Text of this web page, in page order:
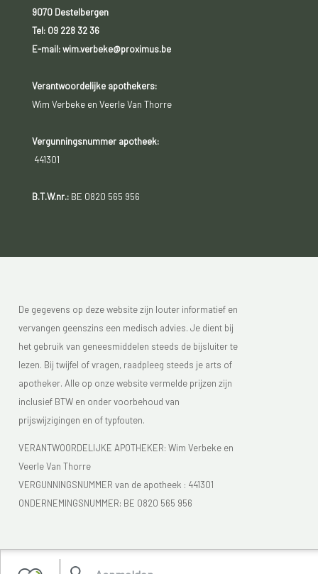
9070 Destelbergen
Tel: 09 228 32 36
E-mail: wim.verbeke@proximus.be
Verantwoordelijke apothekers:
Wim Verbeke en Veerle Van Thorre
Vergunningsnummer apotheek:
441301
B.T.W.nr.:BE 0820 565 956
De gegevens op deze website zijn louter informatief en
vervangen geenszins een medisch advies. Je dient bij
het gebruik van geneesmiddelen steeds de bijsluiter te
lezen. Bij twijfel of vragen, raadpleeg steeds je arts of
apotheker. Alle op onze website vermelde prijzen zijn
inclusief BTW en onder voorbehoud van
prijswijzigingen en of typfouten.
VERANTWOORDELIJKE APOTHEKER: Wim Verbeke en
Veerle Van Thorre
VERGUNNINGSNUMMER van de apotheek : 441301
ONDERNEMINGSNUMMER: BE 0820 565 956
Je vindt Apotheek Verbeke - Van Thorre in de FAGG lijst